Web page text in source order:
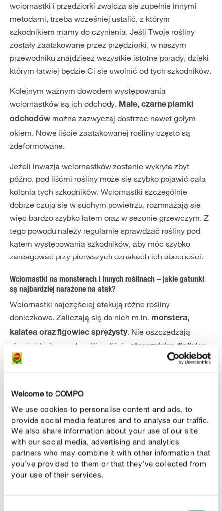
Welcome to COMPO
We use cookies to personalise content and ads, to
provide social media features and to analyse our traffic.
We also share information about your use of our site
with our social media, advertising and analytics
partners who may combine it with other information that
you’ve provided to them or that they’ve collected from
your use of their services.
wciornastki i przędziorki zwalcza się zupełnie innymi
metodami, trzeba wcześniej ustalić, z którym
szkodnikiem mamy do czynienia. Jeśli Twoje rośliny
zostały zaatakowane przez przędziorki, w naszym
przewodniku znajdziesz wszystkie istotne porady, dzięki
którym łatwiej będzie Ci się uwolnić od tych szkodników.
Kolejnym ważnym dowodem występowania
wciornastków są ich odchody. Małe, czarne plamki
odchodów można zazwyczaj dostrzec nawet gołym
okiem. Nowe liście zaatakowanej rośliny często są
zdeformowane.
Jeżeli inwazja wciornastków zostanie wykryta zbyt
późno, pod liśćmi rośliny może się szybko pojawić cała
kolonia tych szkodników. Wciornastki szczególnie
dobrze czują się w suchym powietrzu, rozmnażają się
więc bardzo szybko latem oraz w sezonie grzewczym. Z
tego powodu należy regularnie sprawdzać rośliny pod
kątem występowania szkodników, aby móc szybko
zareagować przy pierwszych oznakach ich obecności.
Wciornastki na monsterach i innych roślinach – jakie gatunki
są najbardziej narażone na atak?
Wciornastki najczęściej atakują różne rośliny
doniczkowe. Zaliczają się do nich m.in. monstera,
kalatea oraz figowiec sprężysty. Nie oszczędzają
również kwitnących roślin – liście
storczyków, fiołków
alpejskich oraz zwartnic
także znajdują się w ich
Ze względu na upodobanie szkodników do suchego
powietrza, ryzyko inwazji wciornastków jest duże nie
tylko w domowym salonie, ale także w szklarniach, gdzie
owady te czują się wyjątkowo dobrze. Wśród warzyw
szczególnie narażone są
papryka oraz ogórki .
CONTROL